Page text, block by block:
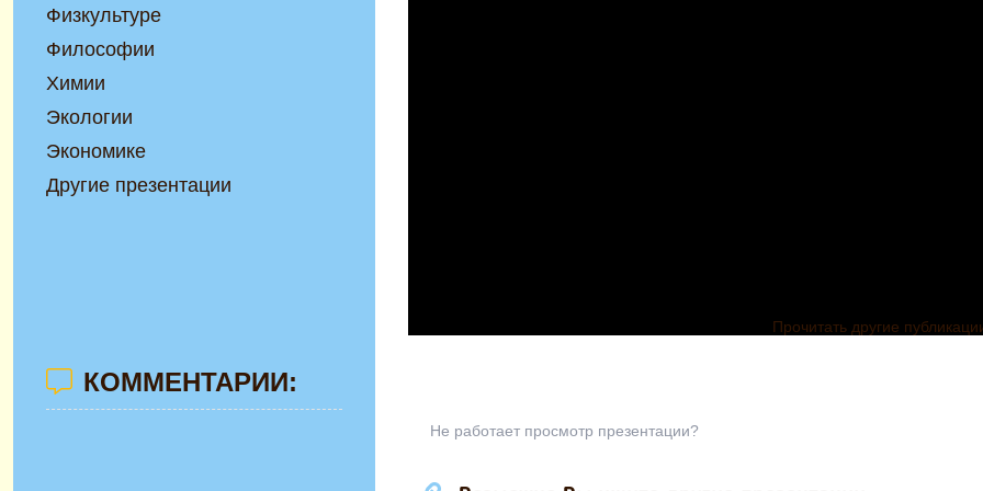
Прочитать другие
Не работает просмотр презентации?
Физкультуре
Философии
Химии
Экологии
Экономике
Другие презентации
КОММЕНТАРИИ: